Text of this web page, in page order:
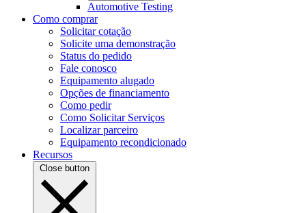
Automotive Testing
Como comprar
Solicitar cotação
Solicite uma demonstração
Status do pedido
Fale conosco
Equipamento alugado
Opções de financiamento
Como pedir
Como Solicitar Serviços
Localizar parceiro
Equipamento recondicionado
Recursos
Close button